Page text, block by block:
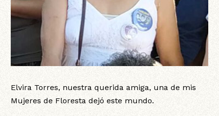
Elvira Torres, nuestra querida amiga, una de mis
Mujeres de Floresta dejó este mundo.